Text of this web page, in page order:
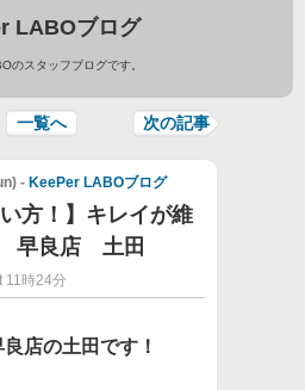
LABOブログ
のスタッフブログです。
一覧へ 次の記事
- KeePer LABOブログ
い方！】キレイが維
早良店 土田
11時24分
店の土田です！